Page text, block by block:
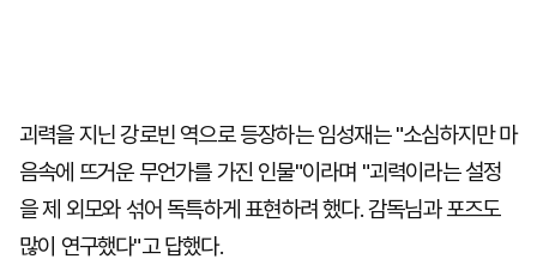
괴력을 지닌 강로빈 역으로 등장하는 임성재는 "소심하지만 마
음속에 뜨거운 무언가를 가진 인물"이라며 "괴력이라는 설정
을 제 외모와 섞어 독특하게 표현하려 했다. 감독님과 포즈도
많이 연구했다"고 답했다.